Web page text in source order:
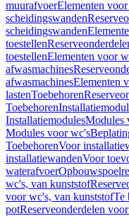
muurafvoerElementen
scheidingswanden
scheidingswanden
toestellen
toestellenElementen voor
afwasmachines
afwasmachinesElementen
lastenToebehoren
Toebehoren
InstallatiemodulesModules
Modules voor wc's
ToebehorenVoor
installatiewandenVoor
waterafvoer
wc's, van kunststof
voor wc's, van kunststofTe
potReserveonderdelen